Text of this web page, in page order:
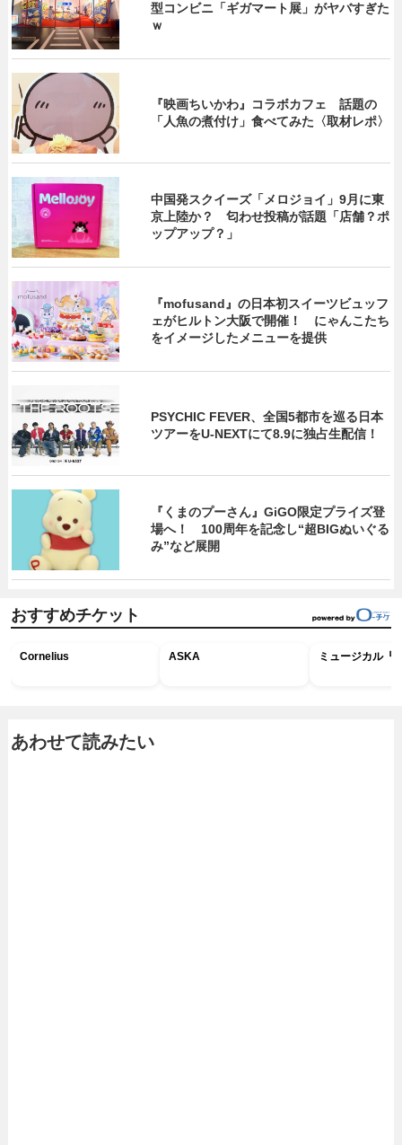
型コンビニ「ギガマート展」がヤバすぎた
ｗ
『映画ちいかわ』コラボカフェ 話題の
「人魚の煮付け」食べてみた〈取材レポ〉
中国発スクイーズ「メロジョイ」9月に東
京上陸か？ 匂わせ投稿が話題「店舗？ポ
ップアップ？」
『mofusand』の日本初スイーツビュッフ
ェがヒルトン大阪で開催！ にゃんこたち
をイメージしたメニューを提供
PSYCHIC FEVER、全国5都市を巡る日本
ツアーをU‐NEXTにて8.9に独占生配信！
『くまのプーさん』GiGO限定プライズ登
場へ！ 100周年を記念し“超BIGぬいぐる
み”など展開
おすすめチケット
Cornelius ASKA ミュージカル『
あわせて読みたい